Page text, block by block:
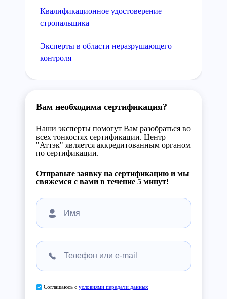
Квалификационное удостоверение
стропальщика
Эксперты в области неразрушающего
контроля
Вам необходима сертификация?
Наши эксперты помогут Вам разобраться во
всех тонкостях сертификации. Центр
"Аттэк" является аккредитованным органом
по сертификации.
Отправьте заявку на сертификацию и мы
свяжемся с вами в течение 5 минут!
Соглашаюсь с условиями передачи данных